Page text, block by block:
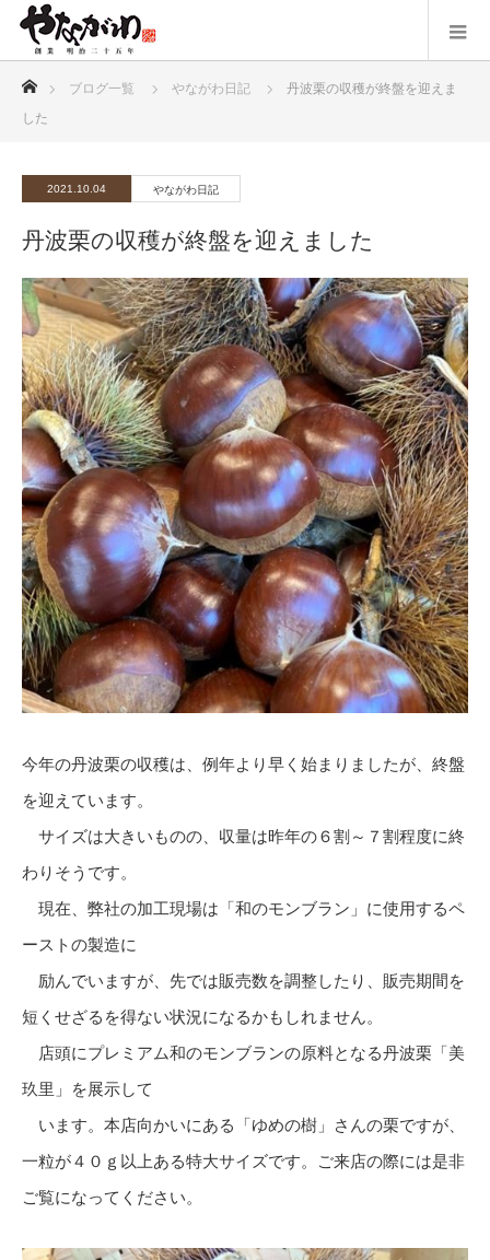
ブログ一覧 やながわ日記
丹波栗の収穫が終盤を迎えま
した
2021.10.04 やながわ日記
丹波栗の収穫が終盤を迎えました
今年の丹波栗の収穫は、例年より早く始まりましたが、終盤
を迎えています。
サイズは大きいものの、収量は昨年の６割～７割程度に終
わりそうです。
現在、弊社の加工現場は「和のモンブラン」に使用するペ
ーストの製造に
励んでいますが、先では販売数を調整したり、販売期間を
短くせざるを得ない状況になるかもしれません。
店頭にプレミアム和のモンブランの原料となる丹波栗「美
玖里」を展示して
います。本店向かいにある「ゆめの樹」さんの栗ですが、
一粒が４０ｇ以上ある特大サイズです。ご来店の際には是非
ご覧になってください。